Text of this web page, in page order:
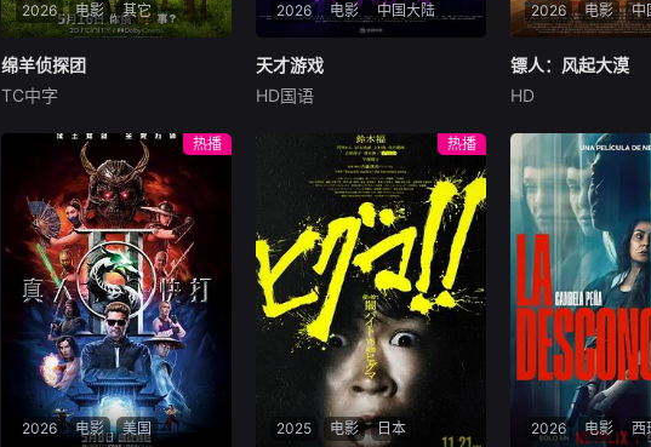
2026 电影 其它
绵羊侦探团
牧羊人乔治（休·杰克曼
饰）最爱给羊群读侦探小说，
没想到自己有一天会离奇死
亡。他留下的3000万巨额遗
产，让每个人貌似都有犯罪动
机。警察毫无头绪之时，羊群
们决定“不务正业”迈出牧场，
追查牧羊人“躺平
绵羊侦探团
TC中字
2026 电影 中国大陆
天才游戏
彭昱畅
穷途末路的天才少年刘全龙
（彭昱畅 饰），被偏执富家公
子陈伦（丁禹兮 饰）选中，被
迫踏入一场为他量身打造的
“换命游戏”。豪华别墅、名车
名表、神秘女友全部备齐，在
陈伦的精心打造下，刘全龙瞬
间拥有顶配人生。
天才游戏
HD国语
2026 电影 中
镖人：风起大漠
大漠之上，镖人、
五大家族等多方势
节、暗潮涌动。“
逃犯”刀马接下特
务，和同伴一起从
赴长安。不料，他
象竟是“天字第一
郎……天下熙熙皆
方势力闻风入局
连上演……
镖人：风起大漠
HD
2026 电影 美国
热播
2025 电影 日本
热播
2026 电影 西